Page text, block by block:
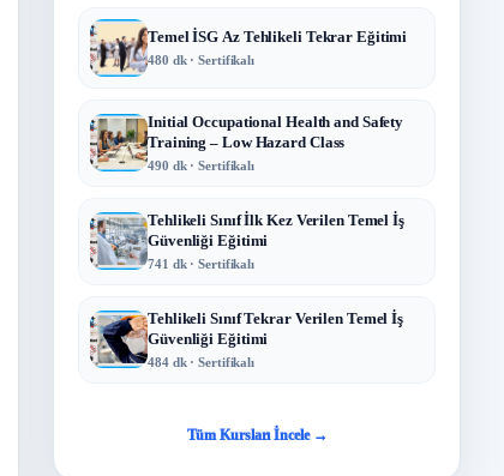
Temel İSG Az Tehlikeli Tekrar Eğitimi
480 dk · Sertifikalı
Initial Occupational Health and Safety
Training – Low Hazard Class
490 dk · Sertifikalı
Tehlikeli Sınıf İlk Kez Verilen Temel İş
Güvenliği Eğitimi
741 dk · Sertifikalı
Tehlikeli Sınıf Tekrar Verilen Temel İş
Güvenliği Eğitimi
484 dk · Sertifikalı
Tüm Kursları İncele →